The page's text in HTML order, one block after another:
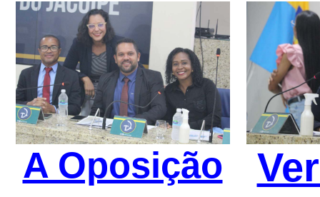
A Oposição